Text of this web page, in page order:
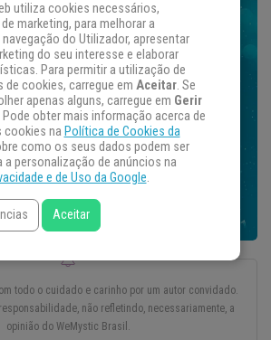
todo o cuidado e carinho por um autor convidado.
não refletindo, necessariamente, a
opinião do WeMystic Brasil.
utiliza cookies necessários,
marketing, para melhorar a
do Utilizador, apresentar
do seu interesse e elaborar
Para permitir a utilização de
cookies, carregue em Aceitar. Se
apenas alguns, carregue em Gerir
Pode obter mais informação acerca de
na Política de Cookies da
como os seus dados podem ser
a personalização de anúncios na
e de Uso da Google.
Aceitar